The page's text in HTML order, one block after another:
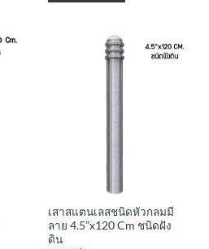
เสาสแตนเลสชนิดหัวกลมมี
ลาย 4.5”x120 Cm ชนิดฝัง
ดิน